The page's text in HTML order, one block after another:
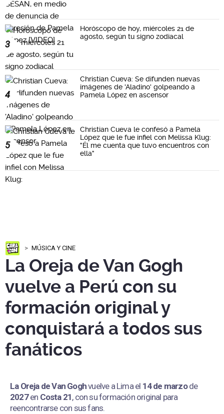
3
Horóscopo de hoy, miércoles 21 de
agosto, según tu signo zodiacal
4
Christian Cueva: Se difunden nuevas
imágenes de 'Aladino' golpeando a
Pamela López en ascensor
5
Christian Cueva le confesó a Pamela
López que le fue infiel con Melissa Klug:
"Él me cuenta que tuvo encuentros con
ella"
MÚSICA Y CINE
La Oreja de Van Gogh
vuelve a Perú con su
formación original y
conquistará a todos sus
fanáticos
La Oreja de Van Goghvuelve a Lima el 14 de marzode
2027en Costa 21, con su formación original para
reencontrarse con sus fans.